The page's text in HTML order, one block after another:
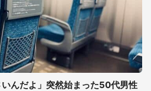
んだよ」突然始まった50代男性